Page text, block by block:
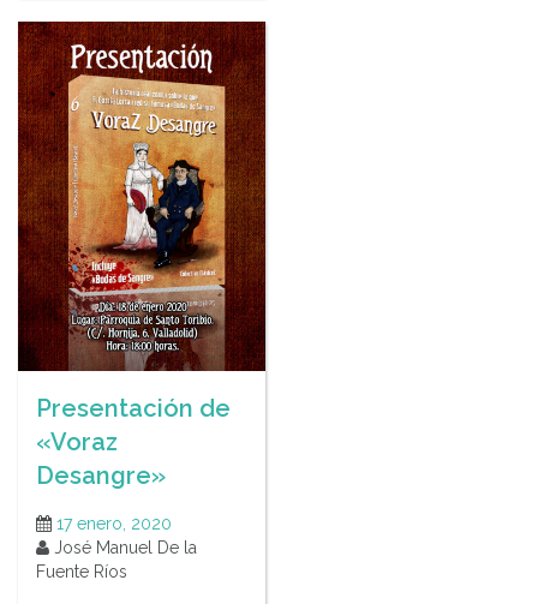
Presentación de
«Voraz
Desangre»
17 enero, 2020
José Manuel De la
Fuente Ríos